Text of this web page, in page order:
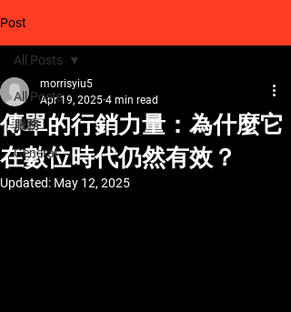
Post
All Posts
服務
General
All Posts
傳單的行銷力量：為什麼它
在數位時代仍然有效？
morrisyiu5
Apr 19, 2025 4 min read
Updated: May 12, 2025